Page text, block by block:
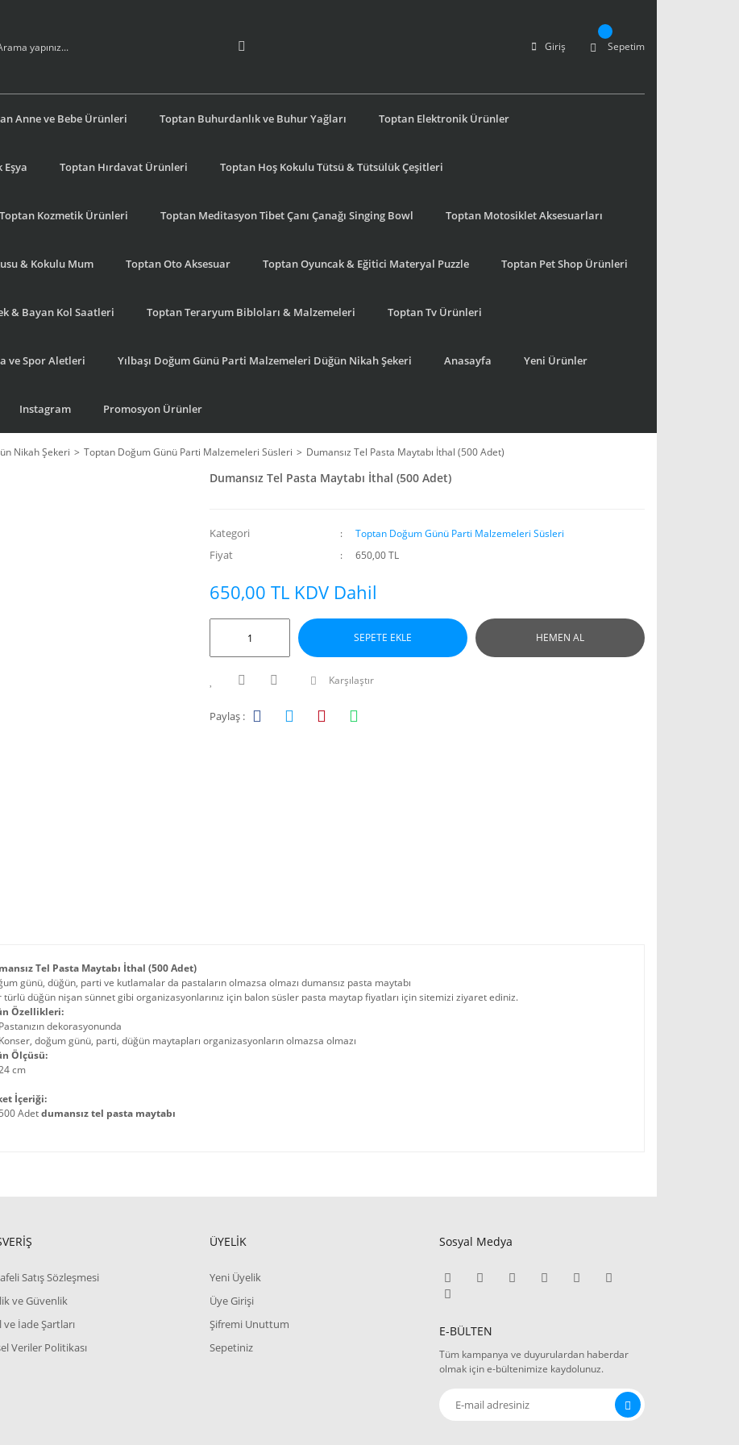
Giriş Sepetim
Anne ve Bebe Ürünleri Toptan Buhurdanlık ve Buhur Yağları Toptan Elektronik Ürünler
Toptan Hırdavat Ürünleri Toptan Hoş Kokulu Tütsü & Tütsülük Çeşitleri
Toptan Kozmetik Ürünleri Toptan Meditasyon Tibet Çanı Çanağı Singing Bowl Toptan Motosiklet Aksesuarları
& Kokulu Mum Toptan Oto Aksesuar Toptan Oyuncak & Eğitici Materyal Puzzle Toptan Pet Shop Ürünleri
& Bayan Kol Saatleri Toptan Teraryum Bibloları & Malzemeleri Toptan Tv Ürünleri
ve Spor Aletleri Yılbaşı Doğum Günü Parti Malzemeleri Düğün Nikah Şekeri Anasayfa Yeni Ürünler
Instagram Promosyon Ürünler
Nikah Şekeri Toptan Doğum Günü Parti Malzemeleri Süsleri Dumansız Tel Pasta Maytabı İthal (500 Adet)
Dumansız Tel Pasta Maytabı İthal (500 Adet)
Kategori Toptan Doğum Günü Parti Malzemeleri Süsleri
Fiyat 650,00 TL
650,00 TL KDV Dahil
SEPETE EKLE HEMEN AL
Karşılaştır
Paylaş :
Tel Pasta Maytabı İthal (500 Adet)
günü, düğün, parti ve kutlamalar da pastaların olmazsa olmazı dumansız pasta maytabı
türlü düğün nişan sünnet gibi organizasyonlarınız için balon süsler pasta maytap fiyatları için sitemizi ziyaret ediniz.
Özellikleri:
Pastanızın dekorasyonunda
Konser, doğum günü, parti, düğün maytapları organizasyonların olmazsa olmazı
Ölçüsü:
cm
İçeriği:
500 Adetdumansız tel pasta maytabı
Satış Sözleşmesi
ve Güvenlik
ve İade Şartları
Veriler Politikası
ÜYELİK
Yeni Üyelik
Üye Girişi
Şifremi Unuttum
Sepetiniz
Sosyal Medya
E-BÜLTEN
Tüm kampanya ve duyurulardan haberdar
olmak için e-bültenimize kaydolunuz.